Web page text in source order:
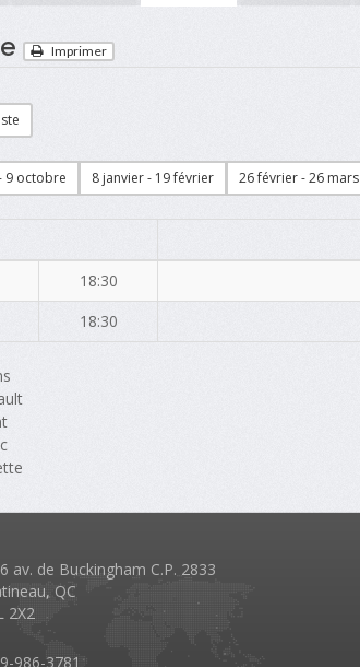
Imprimer
9 octobre 8 janvier - 19 février 26 février - 26 mars
18:30
18:30
av. de Buckingham C.P. 2833
QC
2X2
986-3781